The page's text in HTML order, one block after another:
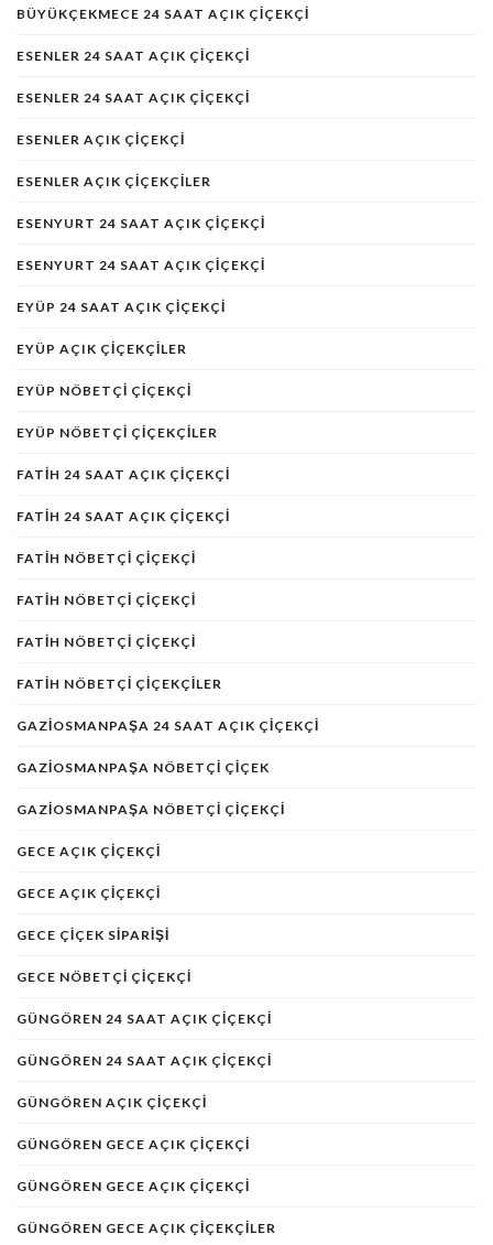
BÜYÜKÇEKMECE 24 SAAT AÇIK ÇIÇEKÇI
ESENLER 24 SAAT AÇIK ÇIÇEKÇI
ESENLER 24 SAAT AÇIK ÇIÇEKÇI
ESENLER AÇIK ÇIÇEKÇI
ESENLER AÇIK ÇIÇEKÇILER
ESENYURT 24 SAAT AÇIK ÇIÇEKÇI
ESENYURT 24 SAAT AÇIK ÇIÇEKÇI
EYÜP 24 SAAT AÇIK ÇIÇEKÇI
EYÜP AÇIK ÇIÇEKÇILER
EYÜP NÖBETÇI ÇIÇEKÇI
EYÜP NÖBETÇI ÇIÇEKÇILER
FATIH 24 SAAT AÇIK ÇIÇEKÇI
FATIH 24 SAAT AÇIK ÇIÇEKÇI
FATİH NÖBETÇİ ÇİÇEKÇİ
FATIH NÖBETÇI ÇIÇEKÇI
FATIH NÖBETÇI ÇIÇEKÇI
FATIH NÖBETÇI ÇIÇEKÇILER
GAZIOSMANPAŞA 24 SAAT AÇIK ÇIÇEKÇI
GAZIOSMANPAŞA NÖBETÇI ÇIÇEK
GAZIOSMANPAŞA NÖBETÇI ÇIÇEKÇI
GECE AÇIK ÇIÇEKÇI
GECE AÇIK ÇIÇEKÇI
GECE ÇIÇEK SIPARIŞI
GECE NÖBETÇI ÇIÇEKÇI
GÜNGÖREN 24 SAAT AÇIK ÇIÇEKÇI
GÜNGÖREN 24 SAAT AÇIK ÇIÇEKÇI
GÜNGÖREN AÇIK ÇIÇEKÇI
GÜNGÖREN GECE AÇIK ÇIÇEKÇI
GÜNGÖREN GECE AÇIK ÇIÇEKÇI
GÜNGÖREN GECE AÇIK ÇIÇEKÇILER